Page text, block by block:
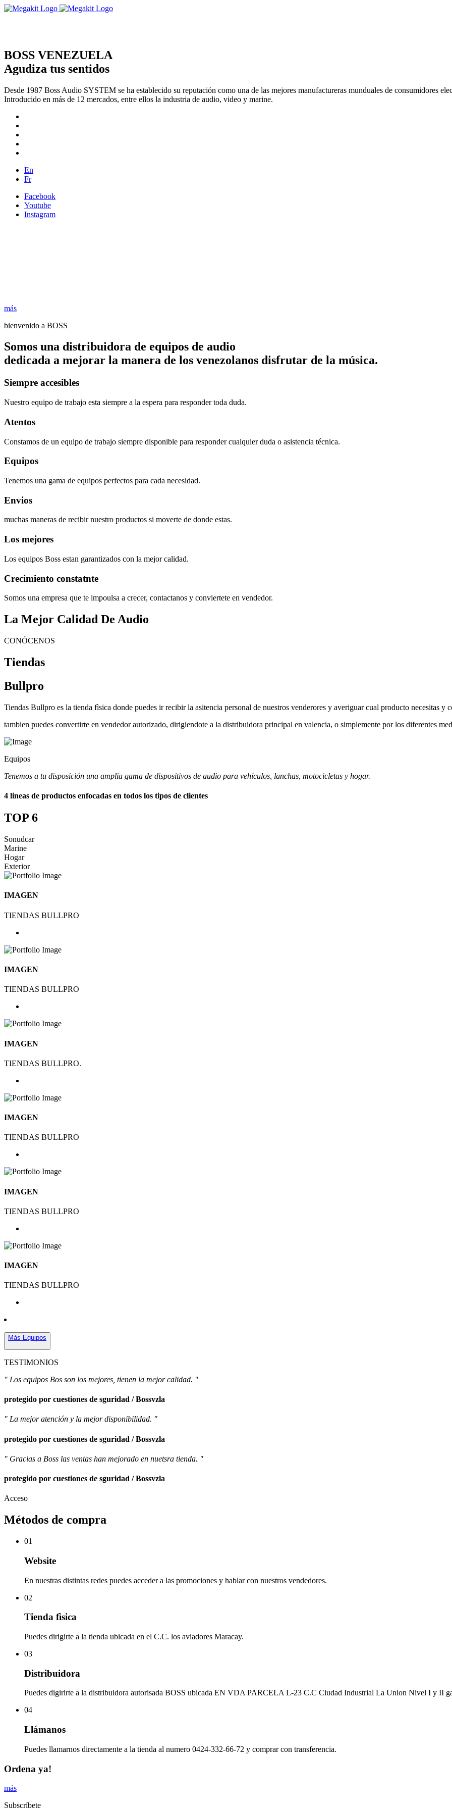
BOSS VENEZUELA
Agudiza tus sentidos
Desde 1987 Boss Audio SYSTEM se ha establecido su reputación como una de las mejores manufactureras munduales de consumidores
Introducido en más de 12 mercados, entre ellos la industria de audio, video y marine.
En
Fr
Facebook
Youtube
Instagram
más
bienvenido a BOSS
Somos una distribuidora de equipos de audio
dedicada a mejorar la manera de los venezolanos disfrutar de la música.
Siempre accesibles
Nuestro equipo de trabajo esta siempre a la espera para responder toda duda.
Atentos
Constamos de un equipo de trabajo siempre disponible para responder cualquier duda o asistencia técnica.
Equipos
Tenemos una gama de equipos perfectos para cada necesidad.
Envios
muchas maneras de recibir nuestro productos si moverte de donde estas.
Los mejores
Los equipos Boss estan garantizados con la mejor calidad.
Crecimiento constatnte
Somos una empresa que te impoulsa a crecer, contactanos y conviertete en vendedor.
La Mejor Calidad De Audio
CONÓCENOS
Tiendas
Bullpro
Tiendas Bullpro es la tienda fìsica donde puedes ir recibir la asitencia personal de nuestros venderores y averiguar cual producto necesitas y
tambien puedes convertirte en vendedor autorizado, dirigiendote a la distribuidora principal en valencia, o simplemente por los diferentes
Equipos
Tenemos a tu disposición una amplia gama de dispositivos de audio para vehículos, lanchas, motocicletas y hogar.
4 lineas de productos enfocadas en todos los tipos de clientes
TOP 6
Sonudcar
Marine
Hogar
Exterior
IMAGEN
TIENDAS BULLPRO
IMAGEN
TIENDAS BULLPRO
IMAGEN
TIENDAS BULLPRO.
IMAGEN
TIENDAS BULLPRO
IMAGEN
TIENDAS BULLPRO
IMAGEN
TIENDAS BULLPRO
Más Equipos
TESTIMONIOS
" Los equipos Bos son los mejores, tienen la mejor calidad. "
protegido por cuestiones de sguridad / Bossvzla
" La mejor atención y la mejor disponibilidad. "
protegido por cuestiones de sguridad / Bossvzla
" Gracias a Boss las ventas han mejorado en nuetsra tienda. "
protegido por cuestiones de sguridad / Bossvzla
Acceso
Métodos de compra
01
Website
En nuestras distintas redes puedes acceder a las promociones y hablar con nuestros vendedores.
02
Tienda fìsica
Puedes dirigirte a la tienda ubicada en el C.C. los aviadores Maracay.
03
Distribuidora
Puedes digirirte a la distribuidora autorisada BOSS ubicada EN VDA PARCELA L-23 C.C Ciudad Industrial La Union Nivel I y II
04
Llámanos
Puedes llamarnos directamente a la tienda al numero 0424-332-66-72 y comprar con transferencia.
Ordena ya!
más
Subscríbete